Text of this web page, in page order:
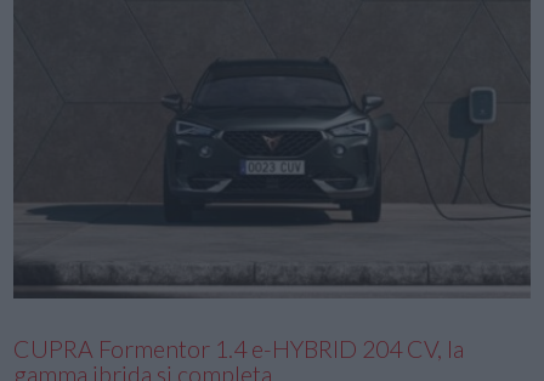
CUPRA Formentor 1.4 e-HYBRID 204 CV, la
gamma ibrida si completa